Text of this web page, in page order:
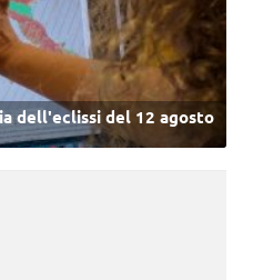
dell'eclissi del 12 agosto